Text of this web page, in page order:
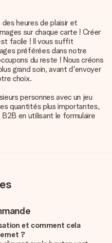
heures de plaisir et
sur chaque carte ! Créer
facile ! Il vous suffit
préférées dans notre
du reste ! Nous créons
grand soin, avant d'envoyer
choix.
personnes avec un jeu
quantités plus importantes,
en utilisant le formulaire
et comment cela
?